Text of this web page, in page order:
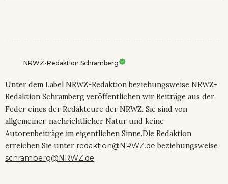
NRWZ-Redaktion Schramberg
Unter dem Label NRWZ-Redaktion beziehungsweise NRWZ-
Redaktion Schramberg veröffentlichen wir Beiträge aus der
Feder eines der Redakteure der NRWZ. Sie sind von
allgemeiner, nachrichtlicher Natur und keine
Autorenbeiträge im eigentlichen Sinne.Die Redaktion
erreichen Sie unter redaktion@NRWZ.de beziehungsweise
schramberg@NRWZ.de